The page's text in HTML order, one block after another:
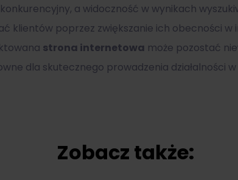
a widoczność w wynikach
klientów poprzez zwiększanie ich obecności w
strona internetowa może pozostać
dla skutecznego prowadzenia działalności w
Zobacz także: